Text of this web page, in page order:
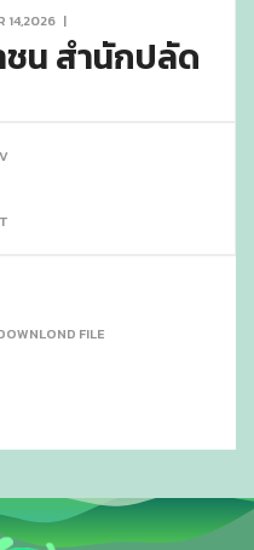
14,2026|
ชน สำนักปลัด
FILE